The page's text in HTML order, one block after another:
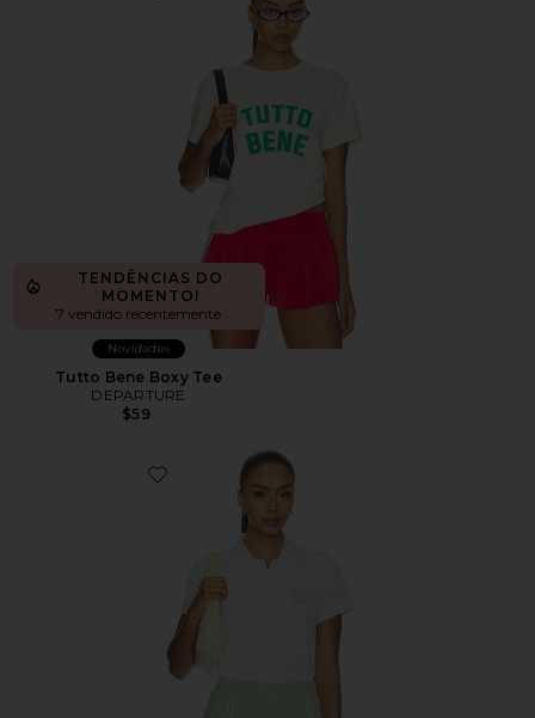
Favorite Tutto Bene Boxy Tee
TENDÊNCIAS DO
MOMENTO!
7 vendido recentemente
Novidades
Tutto Bene Boxy Tee
DEPARTURE
$59
Favorite X Markarian Paloma Polo Shirt